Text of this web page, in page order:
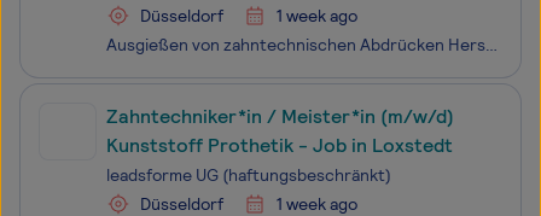
Düsseldorf
1 week ago
Ausgießen von zahntechnischen Abdrücken Herstellung von Modellen aller Art / Sägemodelle Artikulationen Funktionslöffel / Indiv. Löffel / Bissschablonen Kleinere Reparaturen
Zahntechniker*in / Meister*in (m/w/d)
Kunststoff Prothetik - Job in Loxstedt
leadsforme UG (haftungsbeschränkt)
Düsseldorf
1 week ago